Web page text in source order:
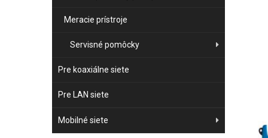
Meracie prístroje
Servisné pomôcky
Pre koaxiálne siete
Pre LAN siete
Mobilné siete